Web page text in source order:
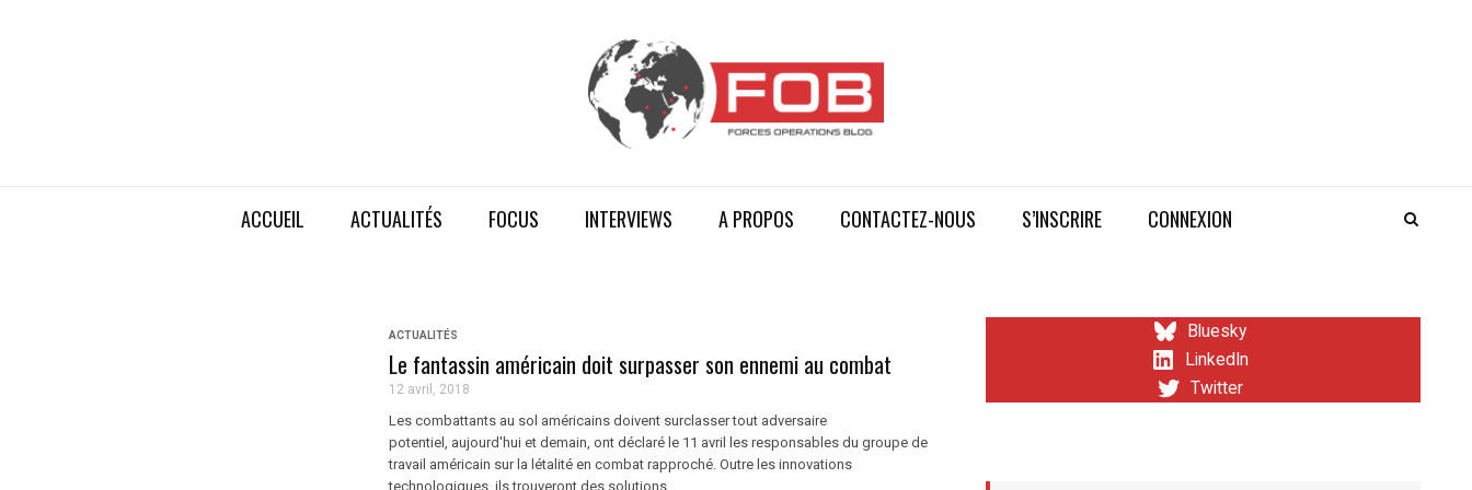
ACCUEIL ACTUALITÉS FOCUS INTERVIEWS A PROPOS CONTACTEZ-NOUS S’INSCRIRE CONNEXION
ACTUALITÉS
Le fantassin américain doit surpasser son ennemi au combat
12 avril, 2018
Les combattants au sol américains doivent surclasser tout adversaire
potentiel, aujourd'hui et demain, ont déclaré le 11 avril les responsables du groupe de
travail américain sur la létalité en combat rapproché. Outre les innovations
technologiques, ils trouveront des solutions ...
Bluesky
LinkedIn
Twitter